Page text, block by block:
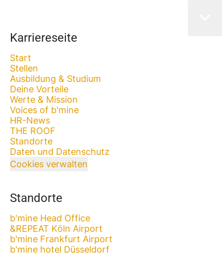
Karriereseite
Start
Stellen
Ausbildung & Studium
Deine Vorteile
Werte & Mission
Voices of b'mine
HR-News
THE ROOF
Standorte
Daten und Datenschutz
Cookies verwalten
Standorte
b'mine Head Office
&REPEAT Köln Airport
b'mine Frankfurt Airport
b'mine hotel Düsseldorf